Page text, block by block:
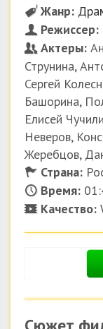
Жанр:
Режиссер:
Актеры:
Струнина,
Сергей
Башорина,
Елисей
Неверов,
Жеребцов,
Страна:
Время:
Качество: